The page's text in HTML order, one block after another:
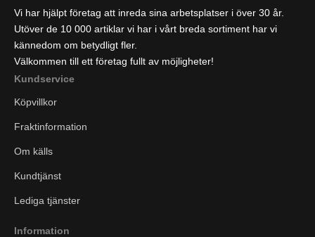
Vi har hjälpt företag att inreda sina arbetsplatser i över 30 år.
Utöver de 10 000 artiklar vi har i vårt breda sortiment har vi
kännedom om betydligt fler.
Välkommen till ett företag fullt av möjligheter!
Kundservice
Köpvillkor
Fraktinformation
Om källs
Kundtjänst
Lediga tjänster
Information